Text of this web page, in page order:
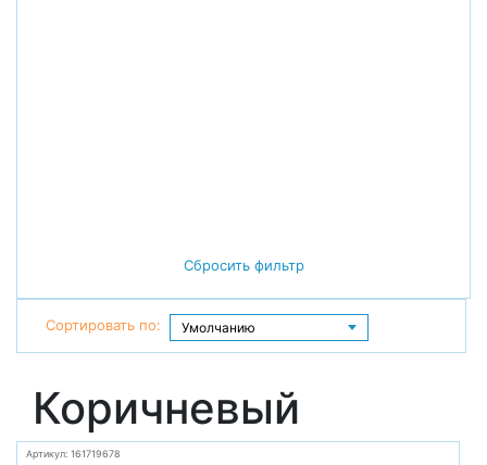
Сбросить фильтр
Сортировать по:
Коричневый
Артикул: 161719678